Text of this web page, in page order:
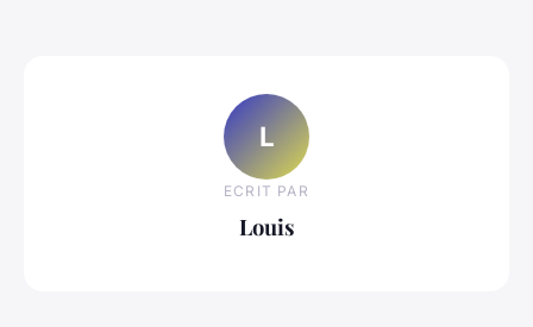
L
ECRIT PAR
Louis